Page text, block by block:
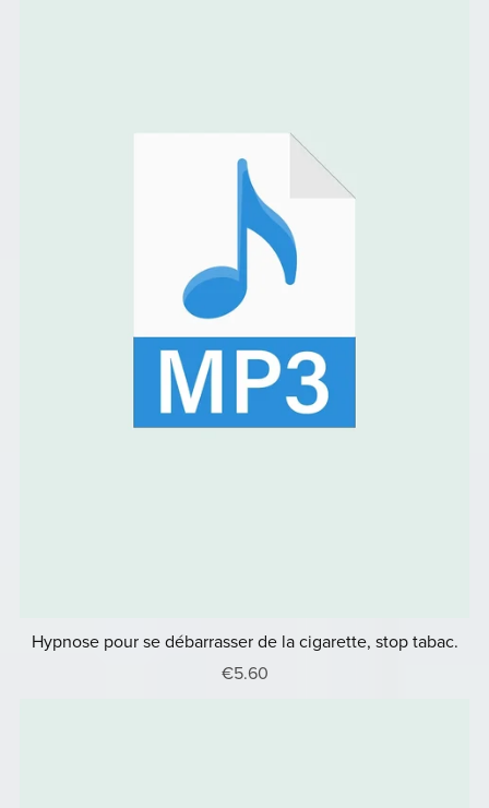
Hypnose pour se débarrasser de la cigarette, stop tabac.
€5.60